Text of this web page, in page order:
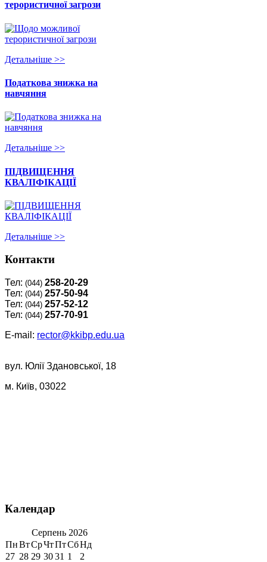
терористичної загрози
Детальнiше >>
Податкова знижка на
навчяння
Детальнiше >>
ПІДВИЩЕННЯ
КВАЛІФІКАЦІЇ
Детальнiше >>
Контакти
Тел: (044) 258-20-29
Тел: (044) 257-50-94
Тел: (044) 257-52-12
Тел: (044) 257-70-91
E-mail: rector@kkibp.edu.ua
вул. Юлії Здановської, 18
м. Київ, 03022
Календар
Серпень 2026
ПнВтСрЧтПтСбНд
27 28 29 3031 1
2